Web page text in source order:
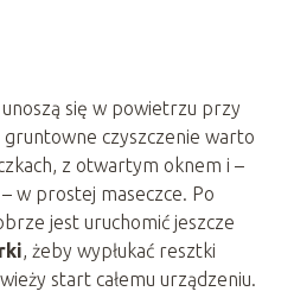
się w powietrzu przy
czyszczenie warto
z otwartym oknem i –
w prostej maseczce. Po
jest uruchomić jeszcze
, żeby wypłukać resztki
start całemu urządzeniu.